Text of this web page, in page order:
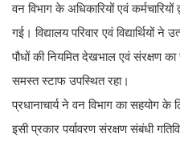
वन विभाग के अधिकारियों एवं
गई। विद्यालय परिवार एवं विद्यार्थियों
पौधों की नियमित देखभाल एवं संरक्षण
समस्त स्टाफ उपस्थित रहा।
प्रधानाचार्य ने वन विभाग का सहयोग
इसी प्रकार पर्यावरण संरक्षण संबंधी